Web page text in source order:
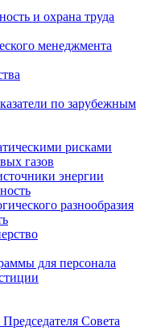
и охрана труда
менеджмента
по зарубежным
рисками
газов
энергии
разнообразия
для персонала
Совета